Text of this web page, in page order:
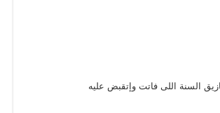
السنة اللى فاتت وإتقبض عليه